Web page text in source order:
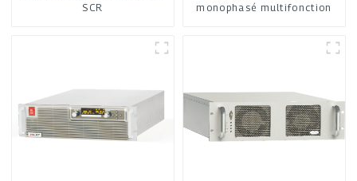
SCR
monophasé multifonction